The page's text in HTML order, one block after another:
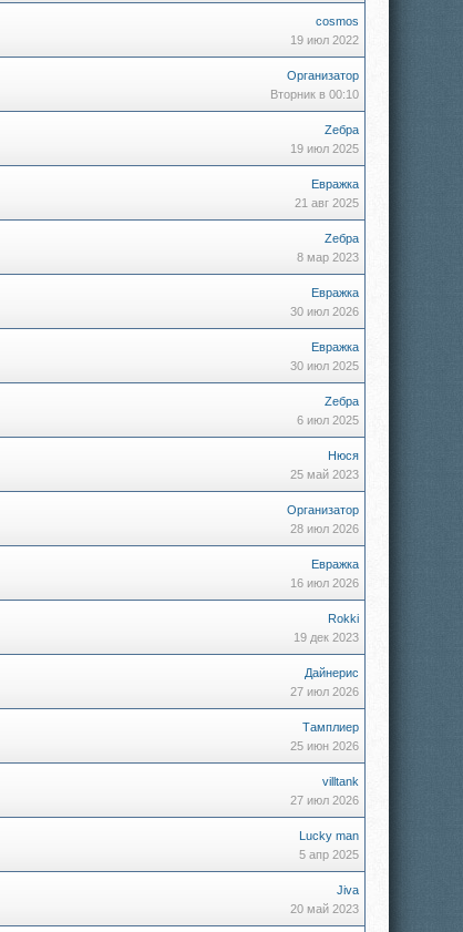
cosmos
19 июл 2022
Организатор
Вторник в 00:10
Zебра
19 июл 2025
Евражкa
21 авг 2025
Zебра
8 мар 2023
Евражкa
30 июл 2026
Евражкa
30 июл 2025
Zебра
6 июл 2025
Нюся
25 май 2023
Организатор
28 июл 2026
Евражкa
16 июл 2026
Rokki
19 дек 2023
Дайнерис
27 июл 2026
Тамплиер
25 июн 2026
villtank
27 июл 2026
Lucky man
5 апр 2025
Jiva
20 май 2023